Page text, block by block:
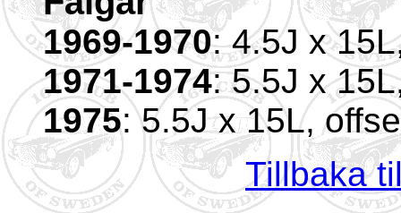
1969-1970: 4.5J x
1971-1974: 5.5J x
1975: 5.5J x 15L,
Tillbaka